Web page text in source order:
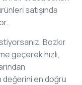
satışında
Bozkır
geçerek hızlı,
değerini en doğru